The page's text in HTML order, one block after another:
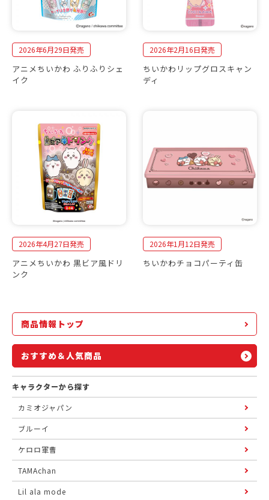
2026年6月29日発売
アニメちいかわ ふりふりシェ
イク
2026年2月16日発売
ちいかわリップグロスキャン
ディ
2026年4月27日発売
アニメちいかわ 黒ビア風ドリ
ンク
2026年1月12日発売
ちいかわチョコパーティ缶
商品情報トップ
おすすめ＆人気商品
キャラクターから探す
カミオジャパン
ブルーイ
ケロロ軍曹
TAMAchan
Lil ala mode